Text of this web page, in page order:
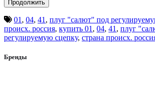
Продолжить
01 , 04, 41 , плуг "салют" под
происх. россия, купить 01 , 04, 41 , плуг
регулируемую сцепку, страна происх.
Бренды